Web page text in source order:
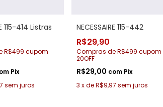
115-414 Listras
R$499 cupom
Pix
sem juros
NECESSAIRE 115-442
R$29,90
Compras de R$499 cupom
20OFF
R$29,00 com Pix
3 xdeR$9,97 sem juros